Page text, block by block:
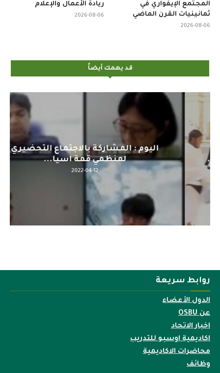
ريادة الأعمال والإعلام
2026-08-06
المجتمع الإيفواري في
ثمانينيات القرن الماضي
2026-08-06
قد يهمك أيضاً
اليوم : المشاركة بالاجتماع التحضيري
لمنظمي قمة اسيا...
2022-04-12
روابط سريعة
الدول الأعضاء
عن OSBU
اخبار الاتحاد
اكاديمية اوسبو للتدريب
محاضرات الاكاديمية
وظائف